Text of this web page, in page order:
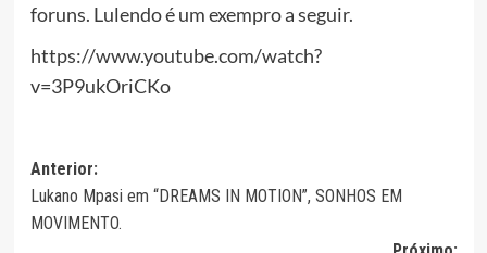
foruns. Lulendo é um exempro a seguir.
https://www.youtube.com/watch?
v=3P9ukOriCKo
Navegação
de
Anterior:
Lukano Mpasi em “DREAMS IN MOTION”, SONHOS EM
MOVIMENTO.